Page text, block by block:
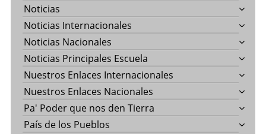
Noticias
Noticias Internacionales
Noticias Nacionales
Noticias Principales Escuela
Nuestros Enlaces Internacionales
Nuestros Enlaces Nacionales
Pa' Poder que nos den Tierra
País de los Pueblos